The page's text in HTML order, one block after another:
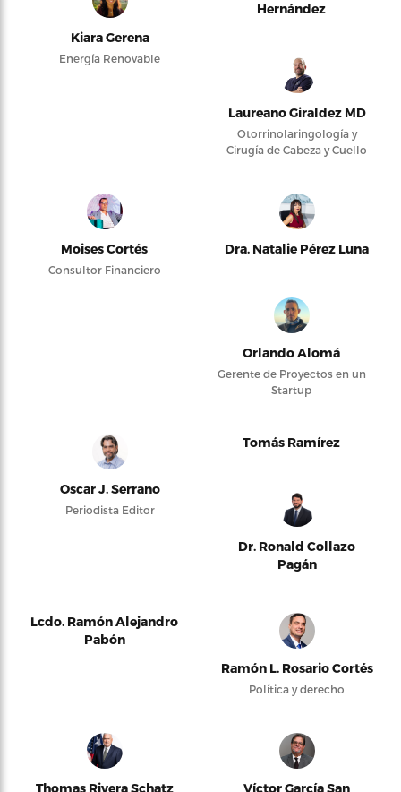
Kiara Gerena
Energía Renovable
Hernández
Laureano Giraldez MD
Otorrinolaringología y
Cirugía de Cabeza y Cuello
Moises Cortés
Consultor Financiero
Dra. Natalie Pérez Luna
Orlando Alomá
Gerente de Proyectos en un
Startup
Oscar J. Serrano
Periodista Editor
Tomás Ramírez
Dr. Ronald Collazo
Pagán
Lcdo. Ramón Alejandro
Pabón
Ramón L. Rosario Cortés
Política y derecho
Thomas Rivera Schatz
Víctor García San